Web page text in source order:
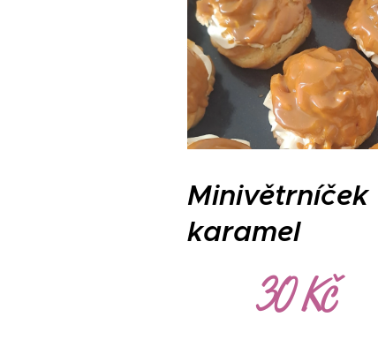
Minivětrníček
karamel
30 Kč